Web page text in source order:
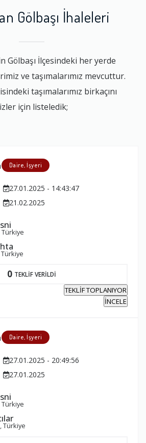
Gölbaşı İhaleleri
Gölbaşı İlçesindeki her yerde
ve taşımalarımız mevcuttur.
taşımalarımız birkaçını
için listeledik;
Daire, İşyeri
27.01.2025 - 14:43:47
21.02.2025
Türkiye
Türkiye
0 TEKLİF VERİLDİ
TEKLİF TOPLANIYOR
İNCELE
Daire, İşyeri
27.01.2025 - 20:49:56
27.01.2025
Türkiye
Türkiye